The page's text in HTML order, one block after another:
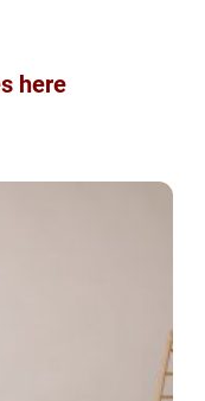
here